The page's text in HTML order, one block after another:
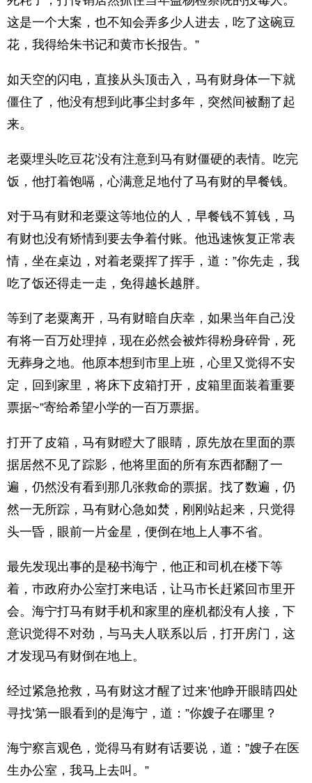
这是一个大案，也不知会弄多少人进去，吃了这碗豆
花，我得给朱书记和黄市长报告。”
如天空的闪电，直接从头顶击入，马有财身体一下就
僵住了，他没有想到此事尘封多年，突然间被翻了起
来。
老粟埋头吃豆花’没有注意到马有财僵硬的表情。吃完
饭，他打着饱嗝，心满意足地付了马有财的早餐钱。
对于马有财和老粟这等地位的人，早餐钱不算钱，马
有财也没有矫情到要去争着付账。他迅速恢复正常表
情，坐在桌边，对着老粟挥了挥手，道：”你先走，我
吃了饭还得走一走，免得越长越胖。
等到了老粟离开，马有财暗自庆幸，如果当年自己没
有将一百万处理掉，现在必然会被炸得粉身碎骨，死
无葬身之地。他原本想到市里上班，心里又觉得不安
定，回到家里，将床下皮箱打开，皮箱里面装着重要
票据~”寄给希望小学的一百万票据。
打开了皮箱，马有财瞪大了眼睛，原先放在里面的票
据居然不见了踪影，他将里面的所有东西都翻了一
遍，仍然没有看到那几张救命的票据。找了数遍，仍
然一无所踪，马有财心急如焚，刚刚站起来，只觉得
头一昏，眼前一片金星，便倒在地上人事不省。
最先发现出事的是秘书海宁，他正和司机在楼下等
着，巿政府办公室打来电话，让马市长赶紧回市里开
会。海宁打马有财手机和家里的座机都没有人接，下
意识觉得不对劲，与马夫人联系以后，打开房门，这
才发现马有财倒在地上。
经过紧急抢救，马有财这才醒了过来’他睁开眼睛四处
寻找’第一眼看到的是海宁，道：”你嫂子在哪里？
海宁察言观色，觉得马有财有话要说，道：”嫂子在医
生办公室，我马上去叫。”